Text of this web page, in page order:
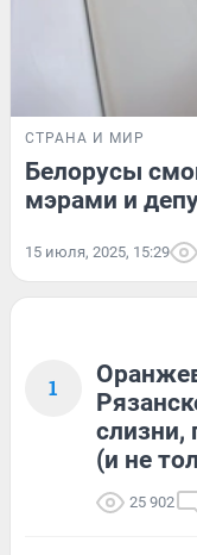
СТРАНА И МИР
Белорусы
мэрами и
15 июля, 2025, 15:29
1
слизни,
(и не
25 902